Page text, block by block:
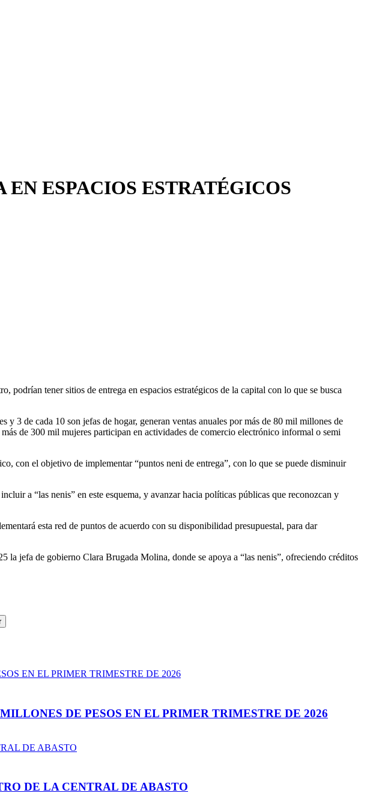
ESPACIOS ESTRATÉGICOS
podrían tener sitios de entrega en espacios estratégicos de la capital con lo que se busca
3 de cada 10 son jefas de hogar, generan ventas anuales por más de 80 mil millones de
de 300 mil mujeres participan en actividades de comercio electrónico informal o semi
con el objetivo de implementar “puntos neni de entrega”, con lo que se puede disminuir
a “las nenis” en este esquema, y avanzar hacia políticas públicas que reconozcan y
esta red de puntos de acuerdo con su disponibilidad presupuestal, para dar
jefa de gobierno Clara Brugada Molina, donde se apoya a “las nenis”, ofreciendo créditos
DE PESOS EN EL PRIMER TRIMESTRE DE 2026
DE LA CENTRAL DE ABASTO